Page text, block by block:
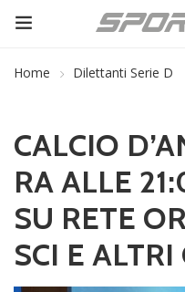
Home Dilettanti Serie D
CALCIO
RA ALLE
SU RETE
SCI E